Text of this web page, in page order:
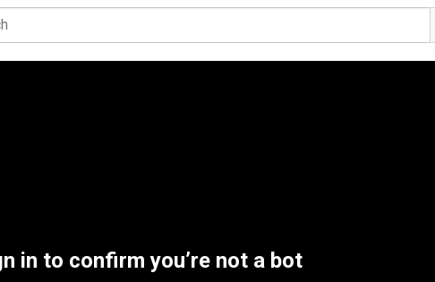
in to confirm you’re not a bot